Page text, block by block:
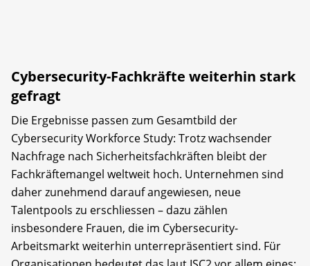
Cybersecurity-Fachkräfte weiterhin stark
gefragt
Die Ergebnisse passen zum Gesamtbild der
Cybersecurity Workforce Study: Trotz wachsender
Nachfrage nach Sicherheitsfachkräften bleibt der
Fachkräftemangel weltweit hoch. Unternehmen sind
daher zunehmend darauf angewiesen, neue
Talentpools zu erschliessen – dazu zählen
insbesondere Frauen, die im Cybersecurity-
Arbeitsmarkt weiterhin unterrepräsentiert sind. Für